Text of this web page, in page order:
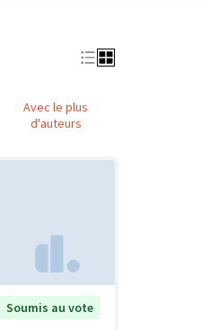
Avec le plus
d'auteurs
Soumis au vote